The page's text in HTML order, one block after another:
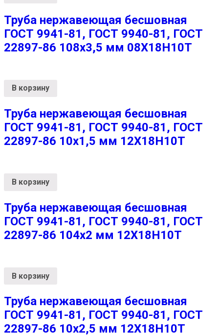
Труба нержавеющая бесшовная
ГОСТ 9941-81, ГОСТ 9940-81, ГОСТ
22897-86 108х3,5 мм 08Х18Н10Т
В корзину
Труба нержавеющая бесшовная
ГОСТ 9941-81, ГОСТ 9940-81, ГОСТ
22897-86 10х1,5 мм 12Х18Н10Т
В корзину
Труба нержавеющая бесшовная
ГОСТ 9941-81, ГОСТ 9940-81, ГОСТ
22897-86 104х2 мм 12Х18Н10Т
В корзину
Труба нержавеющая бесшовная
ГОСТ 9941-81, ГОСТ 9940-81, ГОСТ
22897-86 10х2,5 мм 12Х18Н10Т